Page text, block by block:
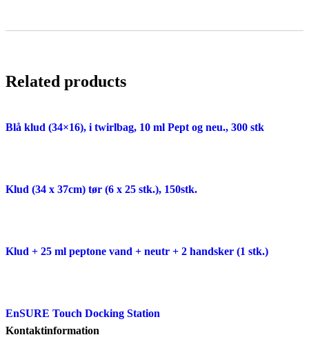
Related products
Blå klud (34×16), i twirlbag, 10 ml Pept og neu., 300 stk
Klud (34 x 37cm) tør (6 x 25 stk.), 150stk.
Klud + 25 ml peptone vand + neutr + 2 handsker (1 stk.)
EnSURE Touch Docking Station
Kontaktinformation